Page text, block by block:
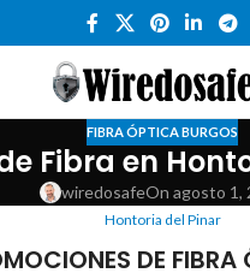
FIBRA ÓPTICA BURGOS
Fibra en
wiredosafeOn agosto 1,
Hontoria del Pinar
DE